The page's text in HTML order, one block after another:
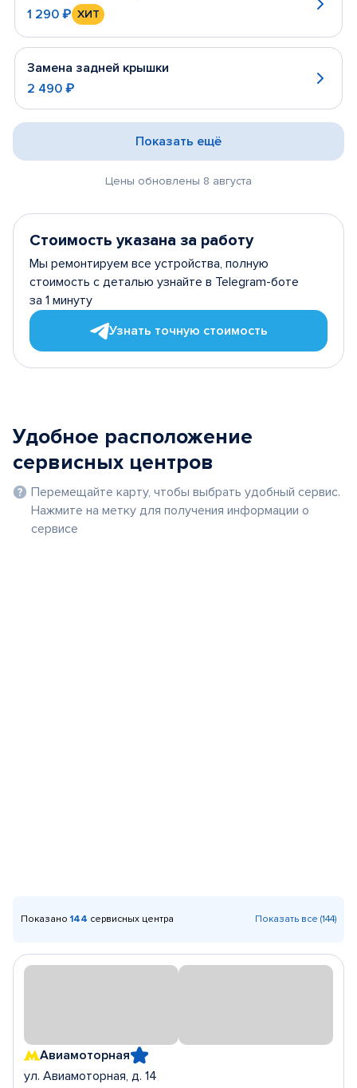
1 290 ₽ ХИТ
Замена задней крышки
2 490 ₽
Цены обновлены 8 августа
Показать ещё
Стоимость указана за работу
Мы ремонтируем все устройства, полную
стоимость с деталью узнайте в Telegram-боте
за 1 минуту
Узнать точную стоимость
Удобное расположение
сервисных центров
Перемещайте карту, чтобы выбрать удобный сервис.
Нажмите на метку для получения информации о
сервисе
Показано 144 сервисных центра Показать все (144)
Авиамоторная
ул. Авиамоторная, д. 14